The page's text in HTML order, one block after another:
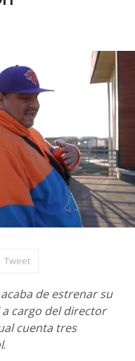
Tweet
acaba de estrenar su
a cargo del director
cuenta tres
.